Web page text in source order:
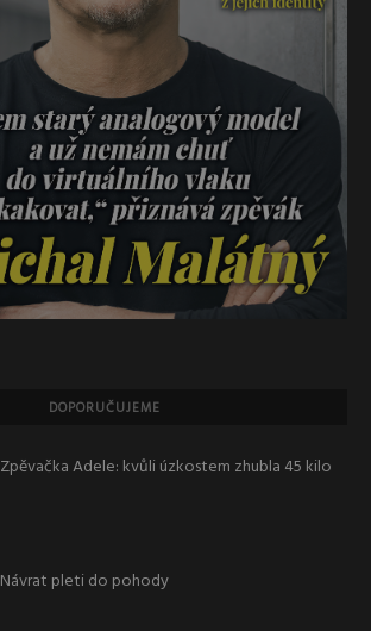
DOPORUČUJEME
Zpěvačka Adele: kvůli úzkostem zhubla 45 kilo
Návrat pleti do pohody